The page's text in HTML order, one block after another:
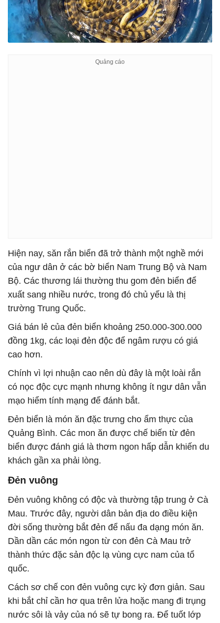
Hiện nay, săn rắn biển đã trở thành một nghề mới
của ngư dân ở các bờ biển Nam Trung Bộ và Nam
Bộ. Các thương lái thường thu gom đẻn biển để
xuất sang nhiều nước, trong đó chủ yếu là thị
trường Trung Quốc.
Giá bán lẻ của đẻn biển khoảng 250.000-300.000
đồng 1kg, các loại đẻn độc để ngâm rượu có giá
cao hơn.
Chính vì lợi nhuận cao nên dù đây là một loài rắn
có nọc độc cực mạnh nhưng không ít ngư dân vẫn
mạo hiểm tính mạng để đánh bắt.
Đẻn biển là món ăn đặc trưng cho ẩm thực của
Quảng Bình. Các mon ăn được chế biến từ đẻn
biển được đánh giá là thơm ngon hấp dẫn khiến du
khách gần xa phải lòng.
Đẻn vuông
Đẻn vuông không có độc và thường tập trung ở Cà
Mau. Trước đây, người dân bản địa do điều kiện
đời sống thường bắt đẻn để nấu đa dạng món ăn.
Dần dần các món ngon từ con đẻn Cà Mau trở
thành thức đặc sản độc lạ vùng cực nam của tổ
quốc.
Cách sơ chế con đẻn vuông cực kỳ đơn giản. Sau
khi bắt chỉ cần hơ qua trên lửa hoặc mang đi trụng
nước sôi là vảy của nó sẽ tự bong ra. Để tuốt lớp